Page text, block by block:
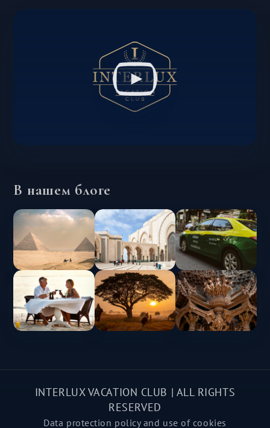
В нашем блоге
INTERLUX VACATION CLUB | ALL RIGHTS
RESERVED
Data protection policy and use of cookies